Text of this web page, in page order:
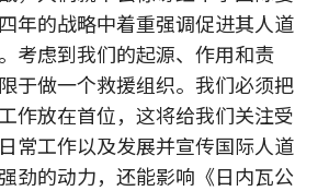
年的战略中着重强调促进其人道
考虑到我们的起源、作用和责
于做一个救援组织。我们必须把
作放在首位，这将给我们关注受
常工作以及发展并宣传国际人道
劲的动力，还能影响《日内瓦公